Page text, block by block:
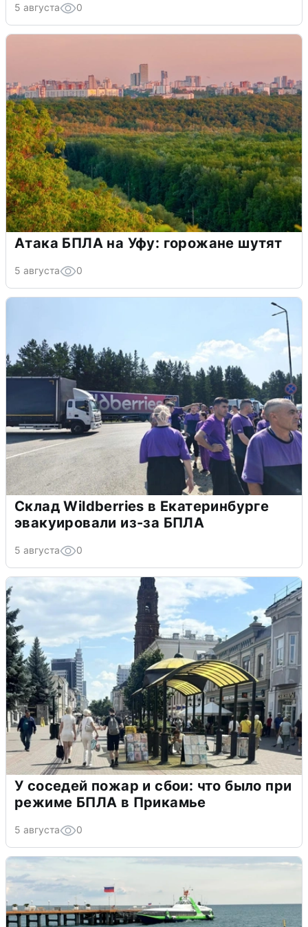
5 августа 0
Атака БПЛА на Уфу: горожане шутят
5 августа 0
Склад Wildberries в Екатеринбурге
эвакуировали из-за БПЛА
5 августа 0
У соседей пожар и сбои: что было при
режиме БПЛА в Прикамье
5 августа 0